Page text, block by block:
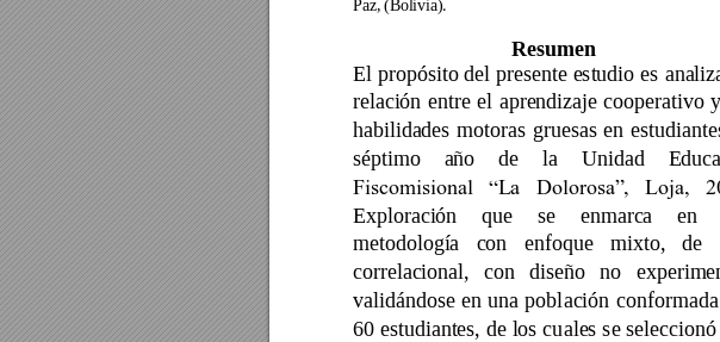
Paz, (Bolivia).
Resumen
El propósito del presente estudio es ana
relación entre el aprendizaje cooperativo y
habilidades motoras gruesas en
séptimo
año de la Unidad
Fiscomisional “La Dolorosa”, Loja,
Exploración que se enmarca en
metodología
con enfoque mixto, de
correlacional, con diseño no
validándose en una población conformada
60 estudiantes, de los cuales se seleccionó